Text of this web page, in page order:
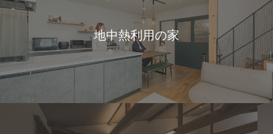
地中熱利用の家